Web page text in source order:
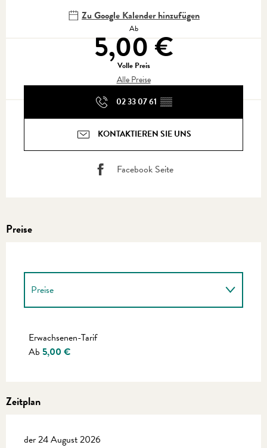
Zu Google Kalender hinzufügen
Ab
5,00 €
Volle Preis
Alle Preise
02 33 07 61 ▒▒
KONTAKTIEREN SIE UNS
Facebook Seite
Preise
Preise
Erwachsenen-Tarif
Ab 5,00 €
Zeitplan
der 24 August 2026